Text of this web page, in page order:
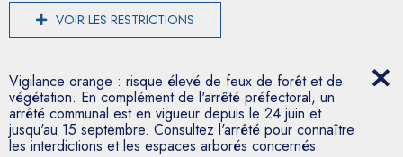
VOIR LES RESTRICTIONS
Vigilance orange : risque élevé de feux de forêt et de
végétation. En complément de l'arrêté préfectoral, un
arrêté communal est en vigueur depuis le 24 juin et
jusqu'au 15 septembre. Consultez l'arrêté pour connaître
les interdictions et les espaces arborés concernés.